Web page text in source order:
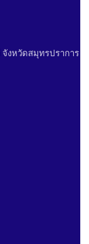
จังหวัดสมุทรปราการ